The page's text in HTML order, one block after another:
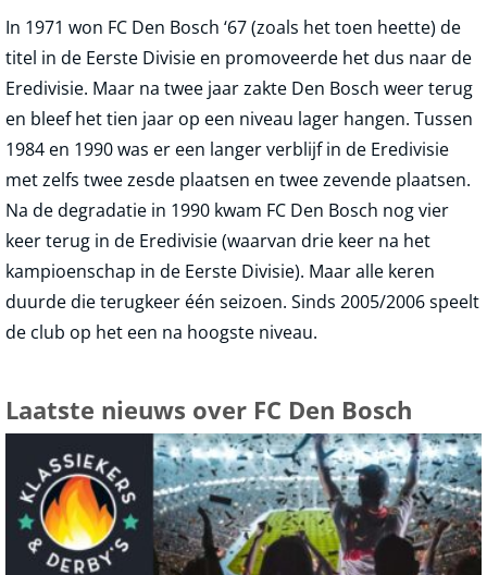
In 1971 won FC Den Bosch ‘67 (zoals het toen heette) de
titel in de Eerste Divisie en promoveerde het dus naar de
Eredivisie. Maar na twee jaar zakte Den Bosch weer terug
en bleef het tien jaar op een niveau lager hangen. Tussen
1984 en 1990 was er een langer verblijf in de Eredivisie
met zelfs twee zesde plaatsen en twee zevende plaatsen.
Na de degradatie in 1990 kwam FC Den Bosch nog vier
keer terug in de Eredivisie (waarvan drie keer na het
kampioenschap in de Eerste Divisie). Maar alle keren
duurde die terugkeer één seizoen. Sinds 2005/2006 speelt
de club op het een na hoogste niveau.
Laatste nieuws over FC Den Bosch